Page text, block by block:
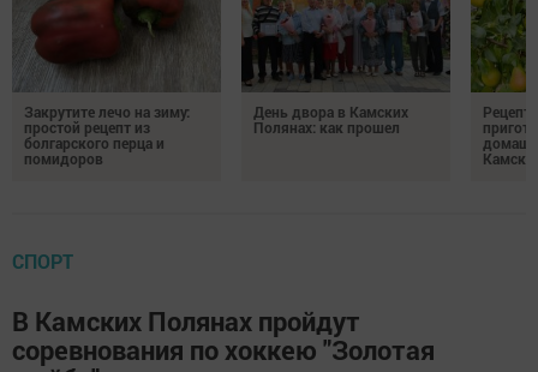
Закрутите лечо на зиму:
простой рецепт из
болгарского перца и
помидоров
День двора в Камских
Полянах: как прошел
СПОРТ
В Камских Полянах пройдут
соревнования по хоккею "Золотая